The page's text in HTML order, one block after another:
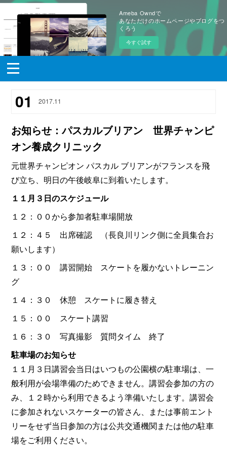
Ameba Owndで
あなただけのホームページやブログをつ
くろう
今すぐ試す
01 2017.11
お知らせ：パスカルブリアン 世界チャンピ
オン養成クリニック
元世界チャンピオン パスカル ブリアンがフランスを飛
び立ち、明日の午後岐阜に到着いたします。
１１月３日のスケジュール
１２：００から参加者駐車場開放
１２：４５ 出席確認 （長良川リンク側に全員集合お
願いします）
１３：００ 講習開始 スケートを履かないトレーニン
グ
１４：３０ 休憩 スケートに履き替え
１５：００ スケート講習
１６：３０ 写真撮影 質問タイム 終了
駐車場のお知らせ
１１月３日講習会当日はいつもの公園横の駐車場は、一
般利用が会場準備のためできません。講習会参加の方の
み、１２時から利用できるよう準備いたします。講習会
に参加されないスケーターの皆さん、または事前エント
リーをせず当日参加の方は公共交通機関または他の駐車
場をご利用ください。